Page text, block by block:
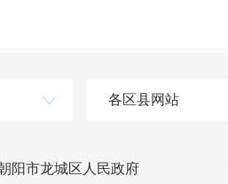
各区县网站
阳市龙城区人民政府